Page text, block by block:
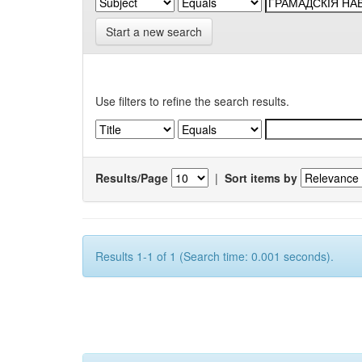
Start a new search
Use filters to refine the search results.
Results/Page | Sort items by
Results 1-1 of 1 (Search time: 0.001 seconds).